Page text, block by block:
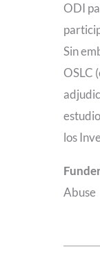
ODI
Sin
OSLC
los
Abuse